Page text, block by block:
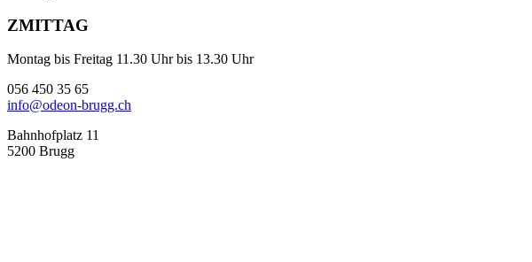
ZMITTAG
Montag bis Freitag 11.30 Uhr bis 13.30 Uhr
056 450 35 65
info@odeon-brugg.ch
Bahnhofplatz 11
5200 Brugg